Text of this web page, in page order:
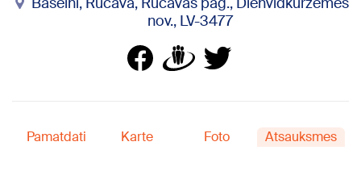
nov., LV-3477
Pamatdati Karte Foto Atsauksmes